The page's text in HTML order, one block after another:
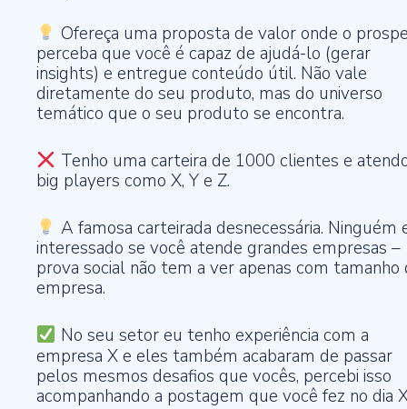
Ofereça uma proposta de valor onde o
perceba que você é capaz de ajudá-lo (gerar
insights) e entregue conteúdo útil. Não vale
diretamente do seu produto, mas do universo
temático que o seu produto se encontra.
Tenho uma carteira de 1000 clientes e
big players como X, Y e Z.
A famosa carteirada desnecessária. Ninguém
interessado se você atende grandes empresas –
prova social não tem a ver apenas com tamanho
empresa.
No seu setor eu tenho experiência com a
empresa X e eles também acabaram de passar
pelos mesmos desafios que vocês, percebi isso
acompanhando a postagem que você fez no dia